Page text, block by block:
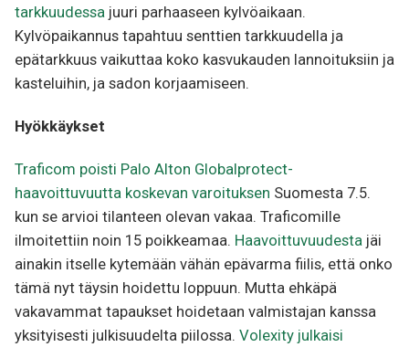
tarkkuudessa juuri parhaaseen kylvöaikaan.
Kylvöpaikannus tapahtuu senttien tarkkuudella ja
epätarkkuus vaikuttaa koko kasvukauden lannoituksiin ja
kasteluihin, ja sadon korjaamiseen.
Hyökkäykset
Traficom poisti Palo Alton Globalprotect-
haavoittuvuutta koskevan varoituksen Suomesta 7.5.
kun se arvioi tilanteen olevan vakaa. Traficomille
ilmoitettiin noin 15 poikkeamaa. Haavoittuvuudesta jäi
ainakin itselle kytemään vähän epävarma fiilis, että onko
tämä nyt täysin hoidettu loppuun. Mutta ehkäpä
vakavammat tapaukset hoidetaan valmistajan kanssa
yksityisesti julkisuudelta piilossa. Volexity julkaisi